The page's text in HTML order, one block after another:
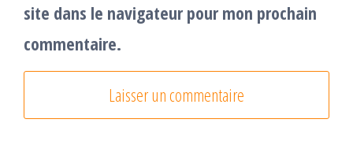
site dans le navigateur pour mon prochain
commentaire.